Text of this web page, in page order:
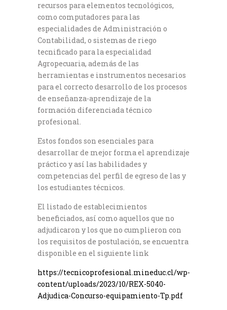
recursos para elementos tecnológicos,
como computadores para las
especialidades de Administración o
Contabilidad, o sistemas de riego
tecnificado para la especialidad
Agropecuaria, además de las
herramientas e instrumentos necesarios
para el correcto desarrollo de los procesos
de enseñanza-aprendizaje de la
formación diferenciada técnico
profesional.
Estos fondos son esenciales para
desarrollar de mejor forma el aprendizaje
práctico y así las habilidades y
competencias del perfil de egreso de las y
los estudiantes técnicos.
El listado de establecimientos
beneficiados, así como aquellos que no
adjudicaron y los que no cumplieron con
los requisitos de postulación, se encuentra
disponible en el siguiente link
https://tecnicoprofesional.mineduc.cl/wp-
content/uploads/2023/10/REX-5040-
Adjudica-Concurso-equipamiento-Tp.pdf